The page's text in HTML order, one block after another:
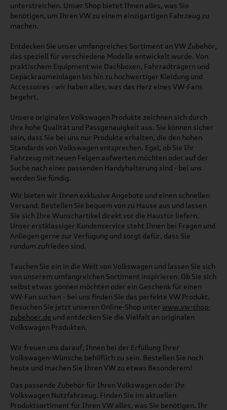
unterstreichen. Unser Shop bietet Ihnen alles, was Sie
benötigen, um Ihren VW zu einem einzigartigen Fahrzeug zu
machen.
Entdecken Sie unser umfangreiches Sortiment an VW Zubehör,
das speziell für verschiedene Modelle entwickelt wurde. Von
praktischem Equipment wie Dachboxen, Fahrradträgern und
Gepäckraumeinlagen bis hin zu hochwertiger Kleidung und
Accessoires - wir haben alles, was das Herz eines VW-Fans
begehrt.
Unsere originalen Volkswagen Produkte zeichnen sich durch
ihre hohe Qualität und Passgenauigkeit aus. Sie können sicher
sein, dass Sie bei uns nur Produkte erhalten, die den hohen
Standards von Volkswagen entsprechen. Egal, ob Sie Ihr
Fahrzeug mit neuen Felgen aufwerten möchten oder auf der
Suche nach einer passenden Handyhalterung sind - bei uns
werden Sie fündig.
Wir bieten wir Ihnen exklusive Angebote und einen schnellen
Versand. Bestellen Sie bequem von zu Hause aus und lassen
Sie sich Ihre Wunschartikel direkt vor die Haustür liefern.
Unser erstklassiger Kundenservice steht Ihnen bei Fragen und
Anliegen gerne zur Verfügung und sorgt dafür, dass Sie
rundum zufrieden sind.
Tauchen Sie ein in die Welt von Volkswagen und lassen Sie sich
von unserem umfangreichen Sortiment inspirieren. Ob Sie sich
selbst etwas gönnen möchten oder ein Geschenk für einen
VW-Fan suchen - bei uns finden Sie das perfekte VW Produkt.
Besuchen Sie jetzt unseren Online-Shop unter www.vw-shop-
zubehoer.de und entdecken Sie die Vielfalt an originalen
Volkswagen Produkten.
Wir freuen uns darauf, Ihnen bei der Erfüllung Ihrer
Volkswagen-Wünsche behilflich zu sein. Bestellen Sie noch
heute und machen Sie Ihren VW zu etwas Besonderem!
Das passende Zubehör für Ihren Volkswagen oder Ihr
Volkswagen Nutzfahrzeug. Finden Sie im aktuellen
Produktsortiment für Ihren VW alles, was Sie benötigen. Ihr